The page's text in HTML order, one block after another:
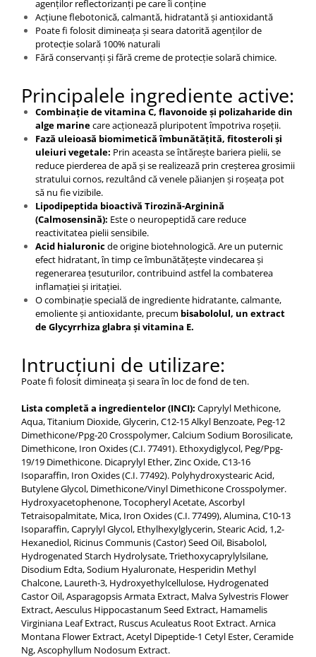
agenților reflectorizanți pe care îi conține
Acțiune flebotonică, calmantă, hidratantă și antioxidantă
Poate fi folosit dimineața și seara datorită agenților de
protecție solară 100% naturali
Fără conservanți și fără creme de protecție solară chimice.
Principalele ingrediente active:
Combinație de vitamina C, flavonoide și polizaharide din
alge marinecare acționează pluripotent împotriva roșeții.
Fază uleioasă biomimetică îmbunătățită, fitosteroli și
uleiuri vegetale: Prin aceasta se întărește bariera pielii, se
reduce pierderea de apă și se realizează prin creșterea grosimii
stratului cornos, rezultând că venele păianjen și roșeața pot
să nu fie vizibile.
Lipodipeptida bioactivă Tirozină-Arginină
(Calmosensină): Este o neuropeptidă care reduce
reactivitatea pielii sensibile.
Acid hialuronicde origine biotehnologică. Are un puternic
efect hidratant, în timp ce îmbunătățește vindecarea și
regenerarea țesuturilor, contribuind astfel la combaterea
inflamației și iritației.
O combinație specială de ingrediente hidratante, calmante,
emoliente și antioxidante, precum bisabololul, un extract
de Glycyrrhiza glabra și vitamina E.
Intrucțiuni de utilizare:
Poate fi folosit dimineața și seara în loc de fond de ten.
Lista completă a ingredientelor (INCI): Caprylyl Methicone,
Aqua, Titanium Dioxide, Glycerin, C12-15 Alkyl Benzoate, Peg-12
Dimethicone/Ppg-20 Crosspolymer, Calcium Sodium Borosilicate,
Dimethicone, Iron Oxides (C.I. 77491). Ethoxydiglycol, Peg/Ppg-
19/19 Dimethicone. Dicaprylyl Ether, Zinc Oxide, C13-16
Isoparaffin, Iron Oxides (C.I. 77492). Polyhydroxystearic Acid,
Butylene Glycol, Dimethicone/Vinyl Dimethicone Crosspolymer.
Hydroxyacetophenone, Tocopheryl Acetate, Ascorbyl
Tetraisopalmitate, Mica, Iron Oxides (C.I. 77499), Alumina, C10-13
Isoparaffin, Caprylyl Glycol, Ethylhexylglycerin, Stearic Acid, 1,2-
Hexanediol, Ricinus Communis (Castor) Seed Oil, Bisabolol,
Hydrogenated Starch Hydrolysate, Triethoxycaprylylsilane,
Disodium Edta, Sodium Hyaluronate, Hesperidin Methyl
Chalcone, Laureth-3, Hydroxyethylcellulose, Hydrogenated
Castor Oil, Asparagopsis Armata Extract, Malva Sylvestris Flower
Extract, Aesculus Hippocastanum Seed Extract, Hamamelis
Virginiana Leaf Extract, Ruscus Aculeatus Root Extract. Arnica
Montana Flower Extract, Acetyl Dipeptide-1 Cetyl Ester, Ceramide
Ng, Ascophyllum Nodosum Extract.